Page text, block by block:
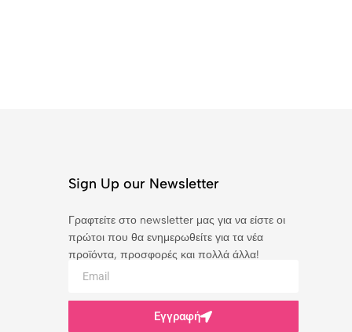
Sign Up our Newsletter
Γραφτείτε στο newsletter μας για να είστε οι
πρώτοι που θα ενημερωθείτε για τα νέα
προϊόντα, προσφορές και πολλά άλλα!
Εγγραφή